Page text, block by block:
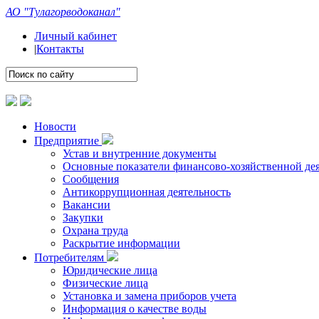
АО "Тулагорводоканал"
Личный кабинет
|Контакты
Новости
Предприятие
Устав и внутренние документы
Основные показатели финансово-хозяйственной
Сообщения
Антикоррупционная деятельность
Вакансии
Закупки
Охрана труда
Раскрытие информации
Потребителям
Юридические лица
Физические лица
Установка и замена приборов учета
Информация о качестве воды